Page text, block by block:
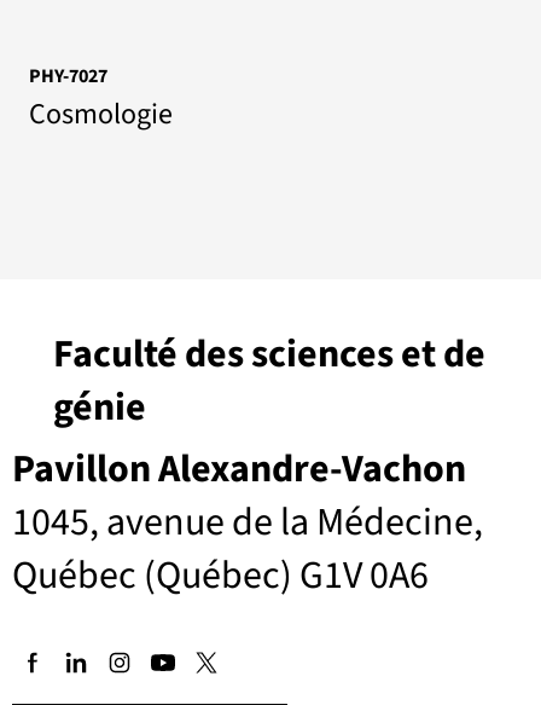
PHY-7027
Cosmologie
Pavillon Alexandre-Vachon
1045, avenue de la Médecine,
Québec (Québec) G1V 0A6
Faculté des sciences et de
génie